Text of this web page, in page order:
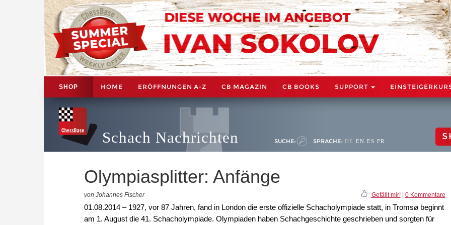
SHOP HOME ERÖFFNUNGEN A-Z CB MAGAZIN CB BOOKS SUPPORT
Schach Nachrichten SUCHE: SPRACHE: DE EN ES FR
Olympiasplitter: Anfänge
von Johannes Fischer Gefällt mir!| 0 Kommentare
01.08.2014 – 1927, vor 87 Jahren, fand in London die erste offizielle Schacholympiade statt, in Tromsø beginnt
am 1. August die 41. Schacholympiade. Olympiaden haben Schachgeschichte geschrieben und sorgten für